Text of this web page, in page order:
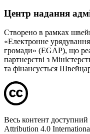
Центр надання
Створено в рамках
«Електронне урядування
громади» (EGAP), що
партнерстві з
та фінансується
Весь контент доступний
Attribution 4.0